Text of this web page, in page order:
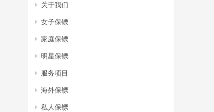
关于我们
女子保镖
家庭保镖
明星保镖
服务项目
海外保镖
私人保镖